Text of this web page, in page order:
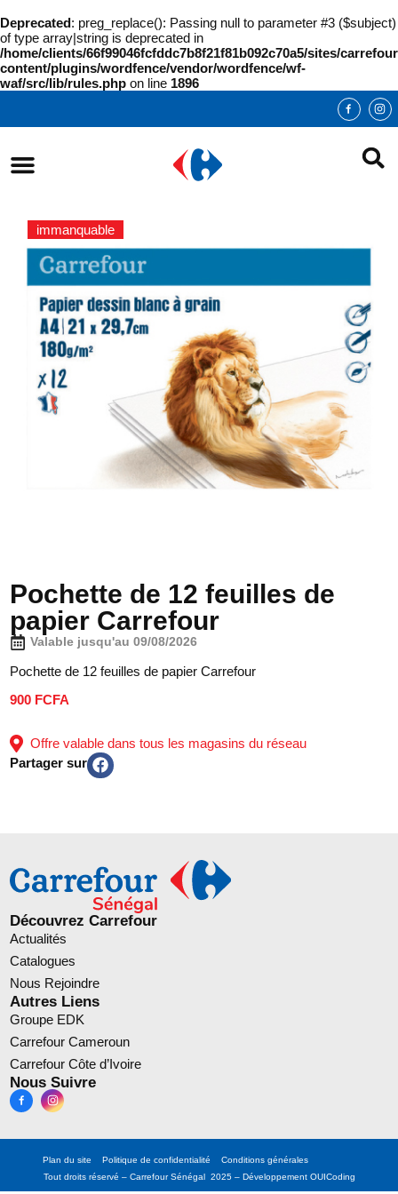
Deprecated: preg_replace(): Passing null to parameter #3 ($subject)
of type array|string is deprecated in
/home/clients/66f99046fcfddc7b8f21f81b092c70a5/sites/
content/plugins/wordfence/vendor/wordfence/wf-
waf/src/lib/rules.php on line 1896
immanquable
Pochette de 12 feuilles de
papier Carrefour
Valable jusqu'au 09/08/2026
Pochette de 12 feuilles de papier Carrefour
900 FCFA
Offre valable dans tous les magasins du réseau
Partager sur
Découvrez Carrefour
Actualités
Catalogues
Nous Rejoindre
Autres Liens
Groupe EDK
Carrefour Cameroun
Carrefour Côte d’Ivoire
Nous Suivre
Plan du site Politique de confidentialité
Conditions générales
Tout droits réservé – Carrefour Sénégal 2025 – Développement OUICoding